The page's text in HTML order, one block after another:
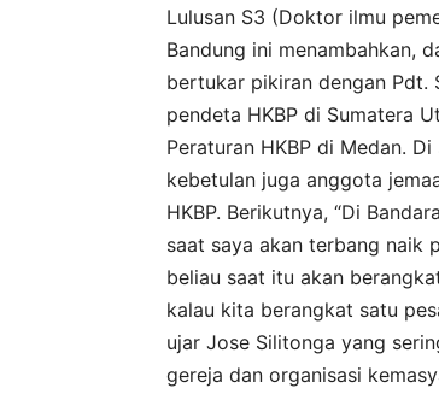
Lulusan S3 (Doktor ilmu
Bandung ini menambahkan,
bertukar pikiran dengan Pdt.
pendeta HKBP di Sumatera
Peraturan HKBP di Medan.
kebetulan juga anggota
HKBP. Berikutnya, “Di
saat saya akan terbang naik
beliau saat itu akan
kalau kita berangkat satu
ujar Jose Silitonga yang
gereja dan organisasi